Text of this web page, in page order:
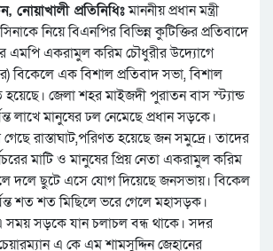
নোয়াখালী প্রতিনিধিঃমাননীয় প্রধান মন্ত্রী
নিয়ে বিএনপির বিভিন্ন কুটিক্তির প্রতিবাদে
এমপি একরামুল করিম চৌধুরীর উদ্যোগে
বিকেলে এক বিশাল প্রতিবাদ সভা, বিশাল
জেলা শহর মাইজদী পুরাতন বাস স্ট্যান্ড
লাখে মানুষের ঢল নেমেছে প্রধান সড়কে।
রাস্তাঘাট,পরিণত হয়েছে জন সমুদ্রে। তাদের
মাটি ও মানুষের প্রিয় নেতা একরামুল করিম
দলে ছুটে এসে যোগ দিয়েছে জনসভায়। বিকেল
শত শত মিছিলে ভরে গেলে মহাসড়ক।
সময় সড়কে যান চলাচল বন্ধ থাকে। সদর
এ কে এম শামসুদ্দিন জেহানের